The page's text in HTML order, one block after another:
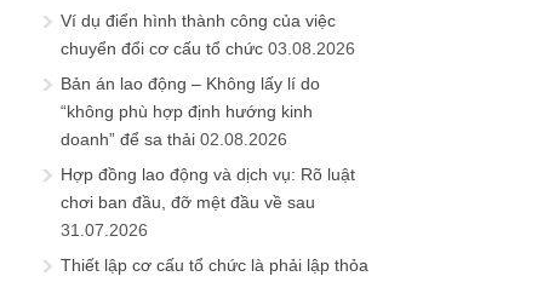
Ví dụ điển hình thành công của việc
chuyển đổi cơ cấu tổ chức 03.08.2026
Bản án lao động – Không lấy lí do
“không phù hợp định hướng kinh
doanh” để sa thải 02.08.2026
Hợp đồng lao động và dịch vụ: Rõ luật
chơi ban đầu, đỡ mệt đầu về sau
31.07.2026
Thiết lập cơ cấu tổ chức là phải lập thỏa